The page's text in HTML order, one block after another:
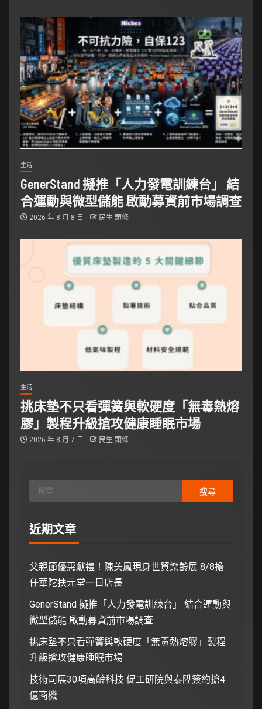
生活
GenerStand 擬推「人力發電訓練台」 結
合運動與微型儲能 啟動募資前市場調查
2026 年 8 月 8 日 民生 頭條
生活
挑床墊不只看彈簧與軟硬度「無毒熱熔
膠」製程升級搶攻健康睡眠市場
2026 年 8 月 7 日 民生 頭條
近期文章
父親節優惠獻禮！陳美鳳現身世貿樂齡展 8/8擔
任華陀扶元堂一日店長
GenerStand 擬推「人力發電訓練台」 結合運動與
微型儲能 啟動募資前市場調查
挑床墊不只看彈簧與軟硬度「無毒熱熔膠」製程
升級搶攻健康睡眠市場
技術司展30項高齡科技 促工研院與泰陞簽約搶4
億商機